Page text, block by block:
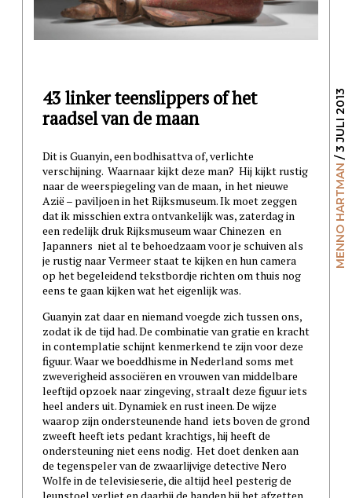
MENNO HARTMAN
/ 3 JULI 2013
43 linker teenslippers of het
raadsel van de maan
Dit is Guanyin, een bodhisattva of, verlichte
verschijning. Waarnaar kijkt deze man? Hij kijkt rustig
naar de weerspiegeling van de maan, in het nieuwe
Azië – paviljoen in het Rijksmuseum. Ik moet zeggen
dat ik misschien extra ontvankelijk was, zaterdag in
een redelijk druk Rijksmuseum waar Chinezen en
Japanners niet al te behoedzaam voor je schuiven als
je rustig naar Vermeer staat te kijken en hun camera
op het begeleidend tekstbordje richten om thuis nog
eens te gaan kijken wat het eigenlijk was.
Guanyin zat daar en niemand voegde zich tussen ons,
zodat ik de tijd had. De combinatie van gratie en kracht
in contemplatie schijnt kenmerkend te zijn voor deze
figuur. Waar we boeddhisme in Nederland soms met
zweverigheid associëren en vrouwen van middelbare
leeftijd opzoek naar zingeving, straalt deze figuur iets
heel anders uit. Dynamiek en rust ineen. De wijze
waarop zijn ondersteunende hand iets boven de grond
zweeft heeft iets pedant krachtigs, hij heeft de
ondersteuning niet eens nodig. Het doet denken aan
de tegenspeler van de zwaarlijvige detective Nero
Wolfe in de televisieserie, die altijd heel pesterig de